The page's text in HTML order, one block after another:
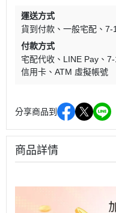
運送方式
貨到付款
一般宅配 7-
付款方式
宅配代收
LINE Pay
信用卡
ATM 虛擬帳號
分享商品到
商品詳情